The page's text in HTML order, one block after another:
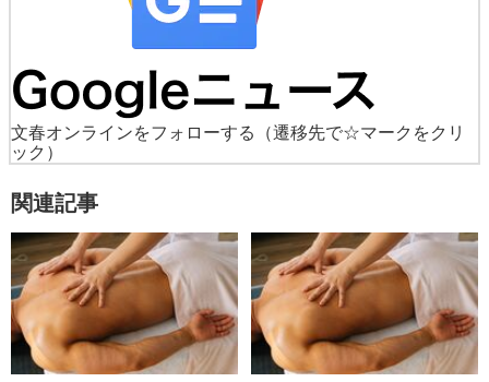
文春オンラインをフォローする
（遷移先で☆マークをクリ
ック）
関連記事